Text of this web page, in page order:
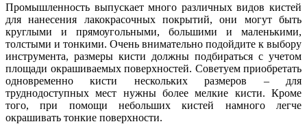
Промышленность выпускает много различных видов кистей
для нанесения лакокрасочных покрытий, они могут быть
круглыми и прямоугольными, большими и маленькими,
толстыми и тонкими. Очень внимательно подойдите к выбору
инструмента, размеры кисти должны подбираться с учетом
площади окрашиваемых поверхностей. Советуем приобретать
одновременно кисти нескольких размеров – для
труднодоступных мест нужны более мелкие кисти. Кроме
того, при помощи небольших кистей намного легче
окрашивать тонкие поверхности.